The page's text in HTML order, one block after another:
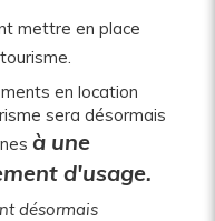
mettre en place
en location
sera désormais
à une
d'usage.
désormais